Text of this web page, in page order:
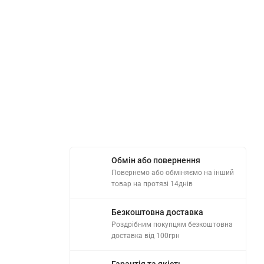
Обмін або повернення
Повернемо або обміняємо на інший
товар на протязі 14днів
Безкоштовна доставка
Роздрібним покупцям безкоштовна
доставка від 100грн